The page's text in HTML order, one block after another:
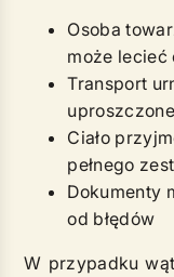
Osoba
może lecieć
Transport
Ciało
pełnego
Dokumenty
od błędów
W przypadku